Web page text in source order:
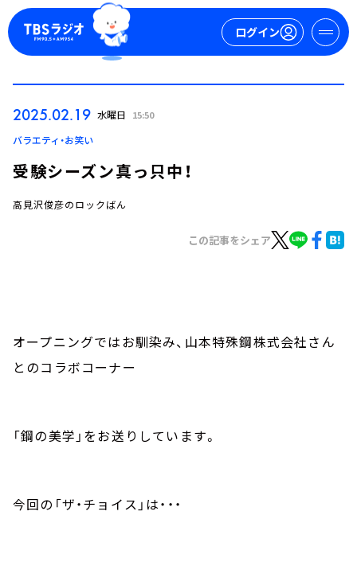
ログイン
ログイン
TBS Podcast
お知らせ
2025.02.19 水曜日 15:50
バラエティ・お笑い
受験シーズン真っ只中！
高見沢俊彦のロックばん
この記事をシェア
オープニングではお馴染み、山本特殊鋼株式会社さん
とのコラボコーナー
「鋼の美学」をお送りしています。
今回の「ザ・チョイス」は・・・